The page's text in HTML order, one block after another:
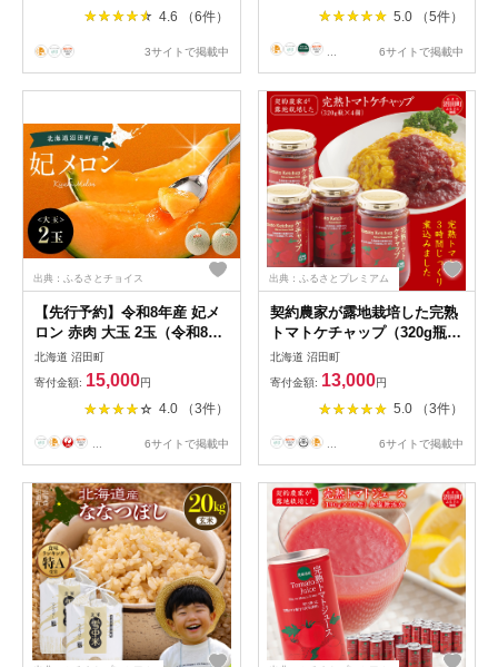
4.6 （6件）
3サイトで掲載中
5.0 （5件）
6サイトで掲載中
出典：ふるさとチョイス
【先行予約】令和8年産 妃メ
ロン 赤肉 大玉 2玉（令和8年
7月下旬～8月中旬発送予定）
北海道 n-0189
北海道 沼田町
寄付金額: 15,000円
4.0 （3件）
6サイトで掲載中
出典：ふるさとプレミアム
契約農家が露地栽培した完熟
トマトケチャップ（320g瓶×4
個）保存料 無添加 国産 北海
道産 n-0080
北海道 沼田町
寄付金額: 13,000円
5.0 （3件）
6サイトで掲載中